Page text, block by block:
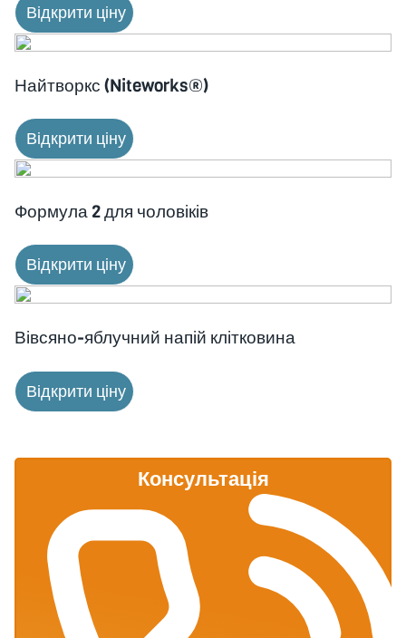
Відкрити ціну
Найтворкс (Niteworks®)
Відкрити ціну
Формула 2 для чоловіків
Відкрити ціну
Вівсяно-яблучний напій клітковина
Відкрити ціну
Консультація